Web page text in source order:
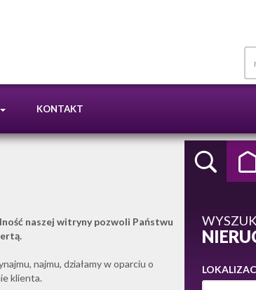
KONTAKT
naszej witryny pozwoli Państwu
najmu, działamy w oparciu o
klienta.